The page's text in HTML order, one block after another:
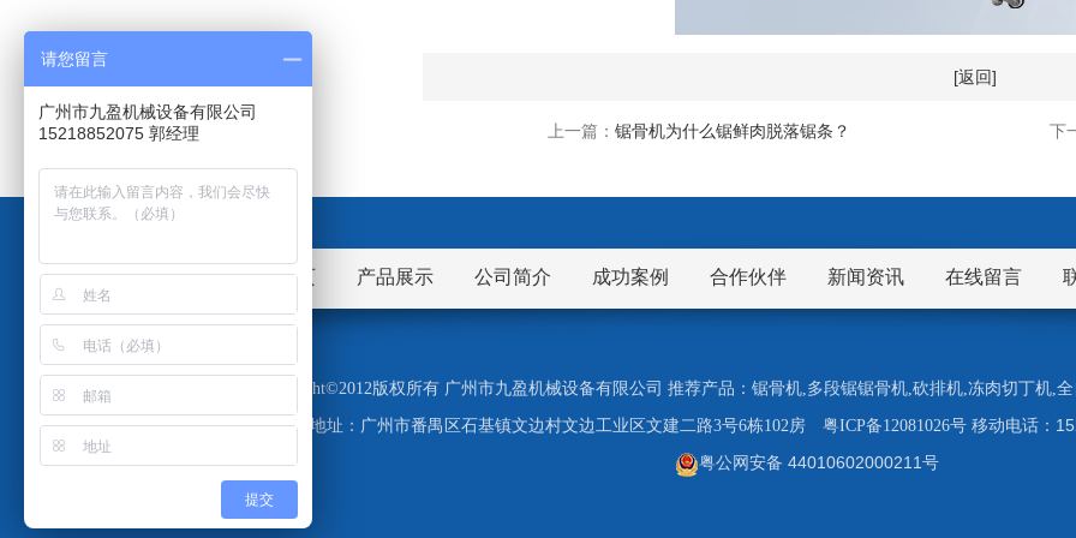
[返回]
上一篇： 锯骨机为什么锯鲜肉脱落锯条？ 下
网站首页 产品展示 公司简介 成功案例 合作伙伴 新闻资讯 在线留言
Copyright©2012版权所有 广州市九盈机械设备有限公司 推荐产品： 锯骨机,多段锯锯骨机,砍排机,冻肉切丁机,
地址：广州市番禺区石基镇文边村文边工业区文建二路3号6栋102房 粤ICP备12081026号移动电话：
粤公网安备 44010602000211号
请您留言
广州市九盈机械设备有限公司
15218852075 郭经理
提交